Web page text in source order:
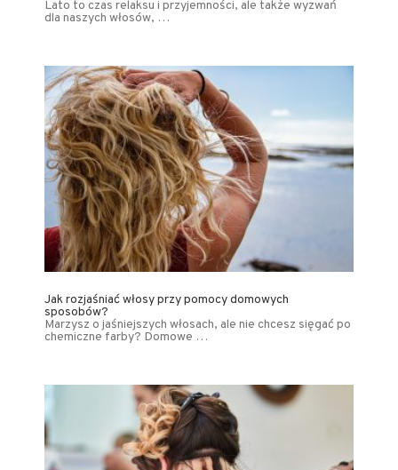
Lato to czas relaksu i przyjemności, ale także wyzwań
dla naszych włosów, …
Jak rozjaśniać włosy przy pomocy domowych
sposobów?
Marzysz o jaśniejszych włosach, ale nie chcesz sięgać po
chemiczne farby? Domowe …